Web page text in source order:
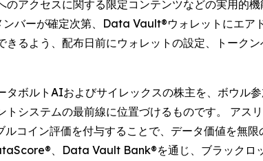
アクセスに関する限定コンテンツなどの実用的
バーが確定次第、Data Vault®ウォレットにエア
るよう、配布日前にウォレットの設定、トーク
タボルトAIおよびサイレックスの株主を、ボウル
システムの最前線に位置づけるものです。 ア
コイン評価を付与することで、データ価値を無
、Data Vault Bank®を通じ、ブラック